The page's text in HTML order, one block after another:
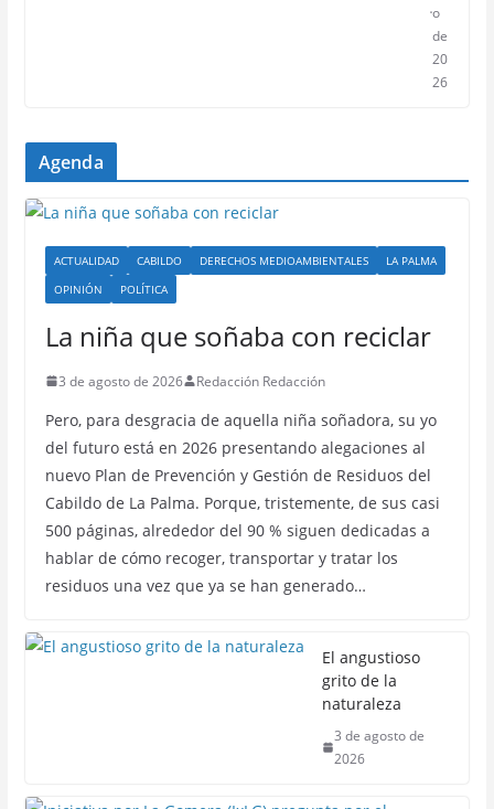
o
de
20
26
Agenda
ACTUALIDAD CABILDO DERECHOS MEDIOAMBIENTALES
LA PALMA
OPINIÓN
POLÍTICA
La niña que soñaba con reciclar
3 de agosto de 2026 Redacción Redacción
Pero, para desgracia de aquella niña soñadora, su yo
del futuro está en 2026 presentando alegaciones al
nuevo Plan de Prevención y Gestión de Residuos del
Cabildo de La Palma. Porque, tristemente, de sus casi
500 páginas, alrededor del 90 % siguen dedicadas a
hablar de cómo recoger, transportar y tratar los
residuos una vez que ya se han generado…
El angustioso
grito de la
naturaleza
3 de agosto de
2026